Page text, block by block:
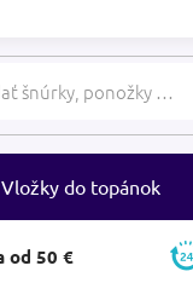
Vložky do topánok
od 50 €